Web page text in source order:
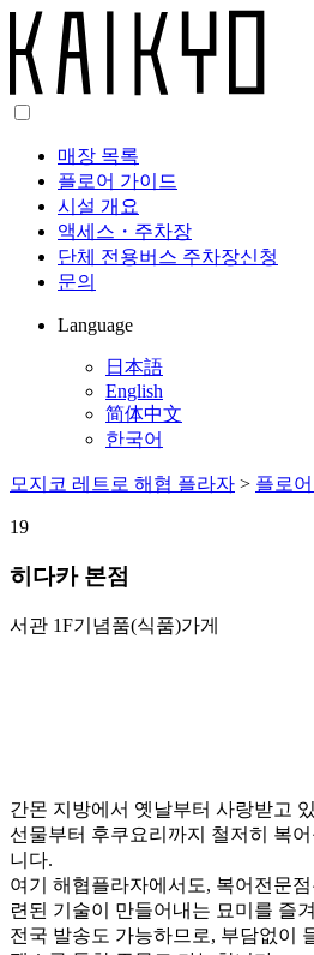
매장 목록
플로어 가이드
시설 개요
액세스・주차장
단체 전용버스 주차장신청
문의
Language
日本語
English
简体中文
한국어
모지코 레트로 해협 플라자 > 플로
19
히다카 본점
서관 1F기념품(식품)가게
간몬 지방에서 옛날부터 사랑받고
선물부터 후쿠요리까지 철저히 복
니다.
여기 해협플라자에서도, 복어전문
련된 기술이 만들어내는 묘미를 즐
전국 발송도 가능하므로, 부담없이